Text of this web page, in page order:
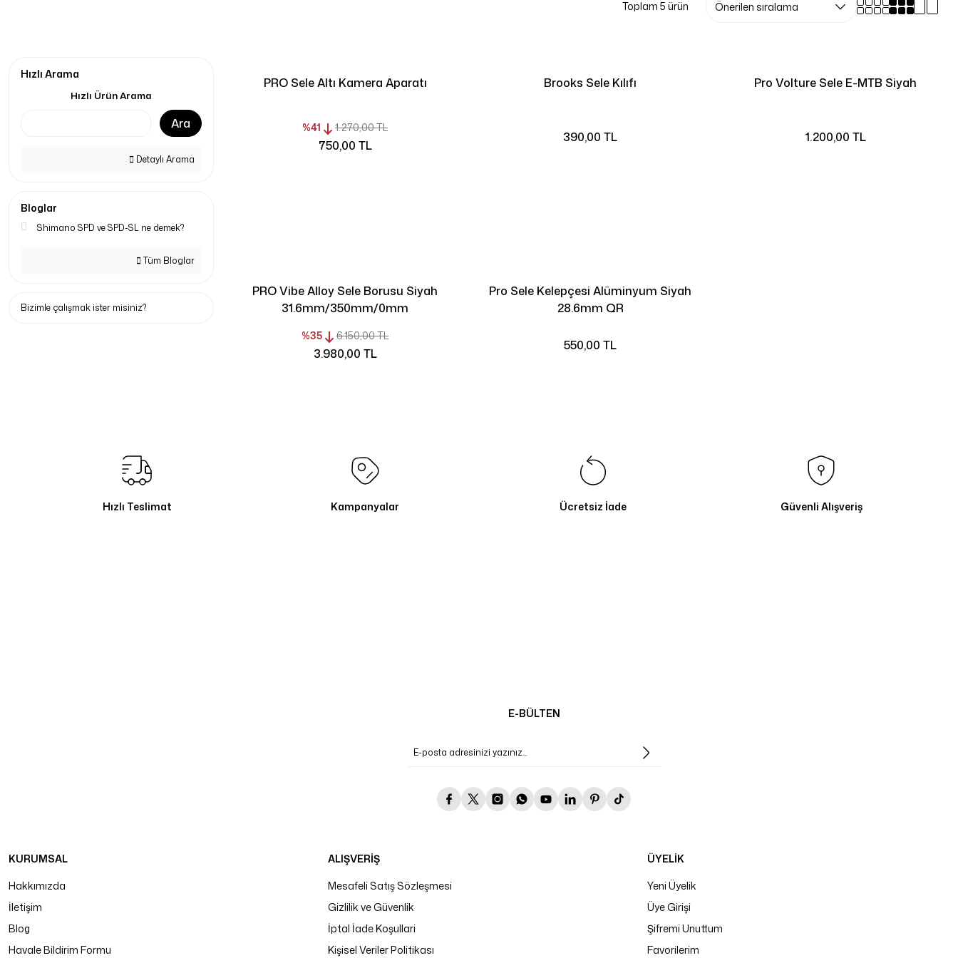
Toplam 5 ürün
Hızlı Arama
Hızlı Ürün Arama
Ara
Detaylı Arama
Bloglar
Shimano SPD ve SPD-SL ne demek?
Tüm Bloglar
Bizimle çalışmak ister misiniz?
PRO Sele Altı Kamera Aparatı
%41 1.270,00 TL
750,00 TL
Brooks Sele Kılıfı
390,00 TL
Pro Volture Sele E-MTB Siyah
1.200,00 TL
PRO Vibe Alloy Sele Borusu Siyah
31.6mm/350mm/0mm
%35 6.150,00 TL
3.980,00 TL
Pro Sele Kelepçesi Alüminyum Siyah
28.6mm QR
550,00 TL
Hızlı Teslimat Kampanyalar Ücretsiz İade Güvenli Alışveriş
E-BÜLTEN
KURUMSAL
Hakkımızda
İletişim
Blog
Havale Bildirim Formu
ALIŞVERİŞ
Mesafeli Satış Sözleşmesi
Gizlilik ve Güvenlik
İptal İade Koşullari
Kişisel Veriler Politikası
ÜYELİK
Yeni Üyelik
Üye Girişi
Şifremi Unuttum
Favorilerim